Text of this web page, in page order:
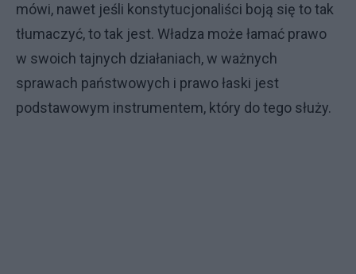
mówi, nawet jeśli konstytucjonaliści boją się to tak
tłumaczyć, to tak jest. Władza może łamać prawo
w swoich tajnych działaniach, w ważnych
sprawach państwowych i prawo łaski jest
podstawowym instrumentem, który do tego służy.